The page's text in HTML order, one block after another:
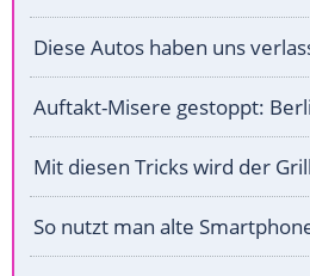
Diese Autos haben uns
Auftakt-Misere gestoppt:
Mit diesen Tricks wird der
So nutzt man alte